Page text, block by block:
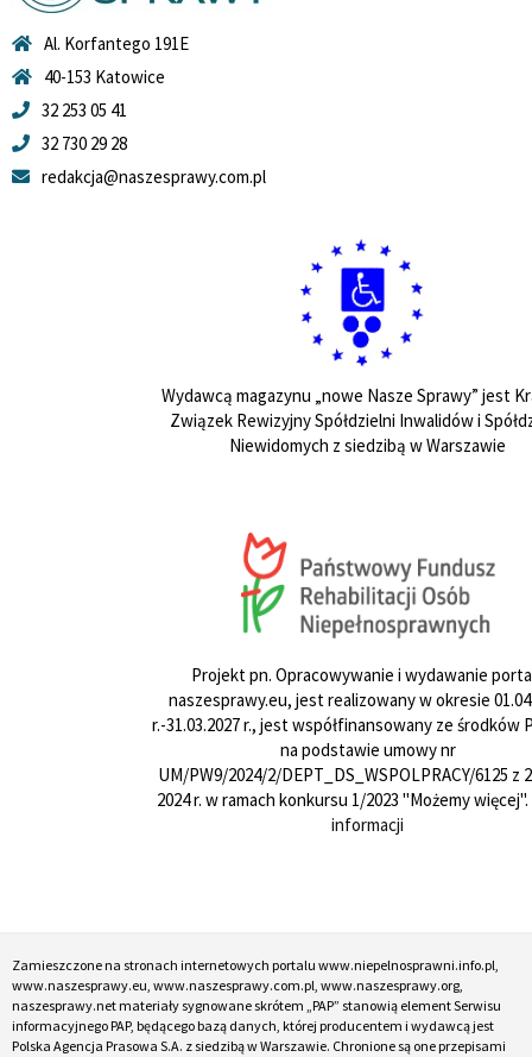
Al. Korfantego 191E
40-153 Katowice
32 253 05 41
32 730 29 28
redakcja@naszesprawy.com.pl
Wydawcą magazynu „nowe Nasze Sprawy” jest
Związek Rewizyjny Spółdzielni Inwalidów i
Niewidomych z siedzibą w Warszawie
Projekt pn. Opracowywanie i wydawanie
naszesprawy.eu, jest realizowany w okresie
r.-31.03.2027 r., jest współfinansowany ze środków
na podstawie umowy nr
UM/PW9/2024/2/DEPT_DS_WSPOLPRACY/6125 z
2024 r. w ramach konkursu 1/2023 "Możemy więcej".
informacji
Zamieszczone na stronach internetowych portalu www.niepelnosprawni.info.pl,
www.naszesprawy.eu, www.naszesprawy.com.pl, www.naszesprawy.org,
naszesprawy.net materiały sygnowane skrótem „PAP” stanowią element Serwisu
informacyjnego PAP, będącego bazą danych, której producentem i wydawcą jest
Polska Agencja Prasowa S.A. z siedzibą w Warszawie. Chronione są one przepisami